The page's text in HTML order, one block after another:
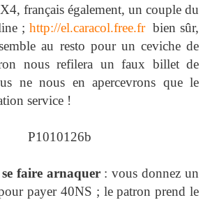
français également, un couple du
; http://el.caracol.free.frbien sûr,
au resto pour un ceviche de
nous refilera un faux billet de
ne nous en apercevrons que le
service !
faire arnaquer : vous donnez un
payer 40NS ; le patron prend le